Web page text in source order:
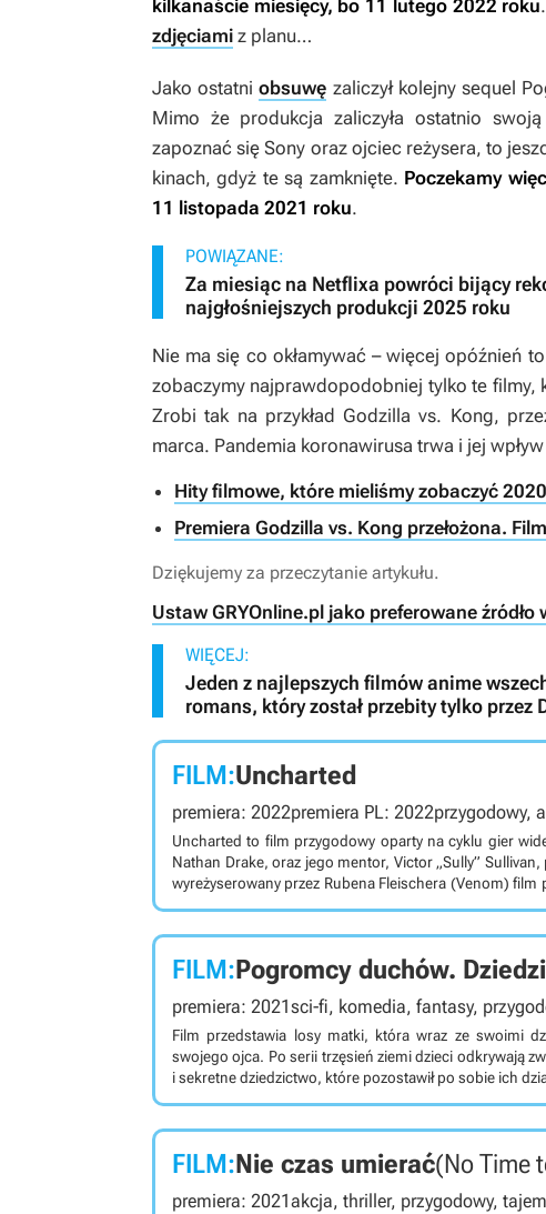
kilkanaście miesięcy, bo 11 lutego 2022 roku
zdjęciami z planu…
Jako ostatniobsuwę zaliczył kolejny sequel
Mimo że produkcja zaliczyła ostatnio swoją
zapoznać się Sony oraz ojciec reżysera, to
kinach, gdyż te są zamknięte. Poczekamy
11 listopada 2021 roku.
POWIĄZANE:
Za miesiąc na Netflixa powróci bijący
najgłośniejszych produkcji 2025 roku
Nie ma się co okłamywać – więcej opóźnień
zobaczymy najprawdopodobniej tylko te
Zrobi tak na przykład Godzilla vs. Kong,
marca. Pandemia koronawirusa trwa i jej
Hity filmowe, które mieliśmy zobaczyć
Premiera Godzilla vs. Kong przełożona.
Dziękujemy za przeczytanie artykułu.
Ustaw GRYOnline.pl jako preferowane
WIĘCEJ:
Jeden z najlepszych filmów anime
romans, który został przebity tylko przez
FILM:Uncharted
premiera: 2022premiera PL: 2022przygodowy,
Uncharted to film przygodowy oparty na cyklu gier
Nathan Drake, oraz jego mentor, Victor „Sully” Sullivan,
wyreżyserowany przez Rubena Fleischera (Venom)
cyklu gier stworzonych przez studio Naughty
lat wcześniej został utracony przez ród Moncada.
niezwykłą przygodę, która zabierze bohaterów w różne
czele z bezwzględnym Santiago Moncadą chcącym
zobaczyć Toma Hollanda (Nathan Drake), Marka
Moncada), Sophię Ali (Chloe Frazer), Tati Gabrielle
w Barcelonie, Walencji, Lloret de Mar, Berlinie i
FILM:Pogromcy duchów.
premiera: 2021sci-fi, komedia, fantasy,
Film przedstawia losy matki, która wraz ze swoimi
swojego ojca. Po serii trzęsień ziemi dzieci odkrywają
i sekretne dziedzictwo, które pozostawił po sobie ich
FILM:Nie czas umierać(No Time
premiera: 2021akcja, thriller, przygodowy,